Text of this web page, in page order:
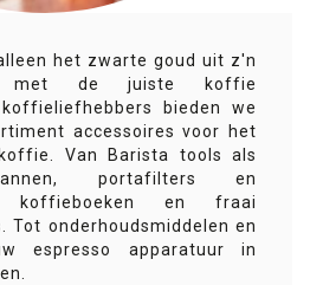
het zwarte goud uit z'n
met de juiste koffie
bieden we
accessoires voor het
Van Barista tools als
portafilters en
koffieboeken en fraai
Tot onderhoudsmiddelen en
espresso apparatuur in